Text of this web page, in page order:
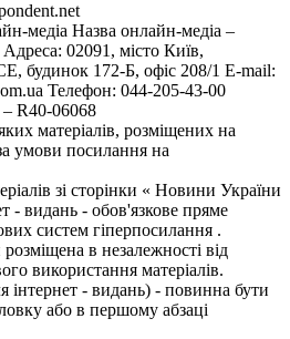
медіа Назва онлайн-медіа –
02091, місто Київ,
172-Б, офіс 208/1 E-mail:
Телефон: 044-205-43-00
– R40-06068
матеріалів, розміщених на
умови посилання на
зі сторінки « Новини України
- видань - обов'язкове пряме
систем гіперпосилання .
в незалежності від
використання матеріалів.
інтернет - видань) - повинна бути
або в першому абзаці